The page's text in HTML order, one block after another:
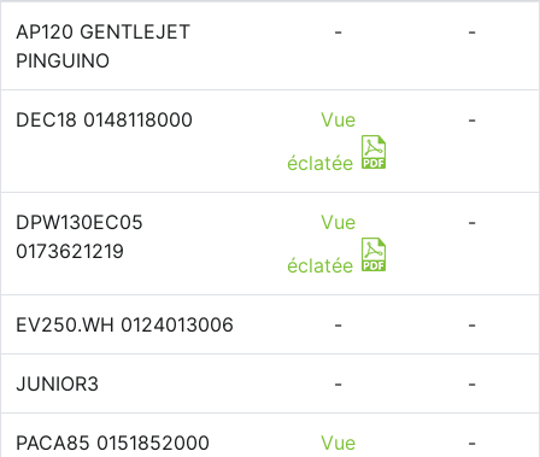
AP120 GENTLEJET
PINGUINO
- -
DEC18 0148118000
Vue
éclatée
-
DPW130EC05
0173621219
Vue
éclatée
-
EV250.WH 0124013006 - -
JUNIOR3 - -
PACA85 0151852000
Vue
-